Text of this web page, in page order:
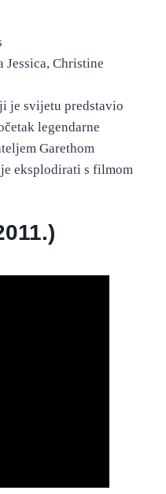
Jessica, Christine
je svijetu predstavio
legendarne
Garethom
eksplodirati s filmom